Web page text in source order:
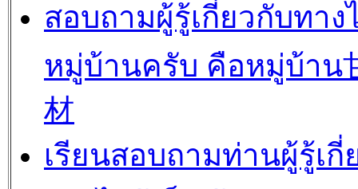
สอบถามผู้รู้เกี่ยวกับทาง
หมู่บ้านครับ คือหมู่บ้าน
材
เรียนสอบถามท่านผู้รู้เกี่